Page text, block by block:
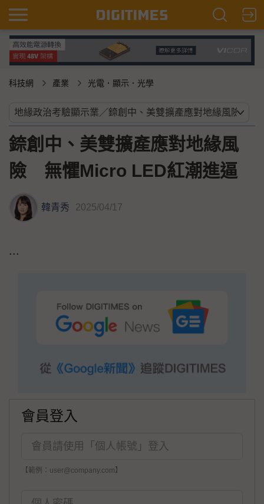
科技網 產業 光電．顯示．光學
錼創中、美雙擴產應對地緣風
險 無懼Micro LED紅潮進逼
韓青秀 2025/04/17
...
會員登入
【範例：user@company.com】